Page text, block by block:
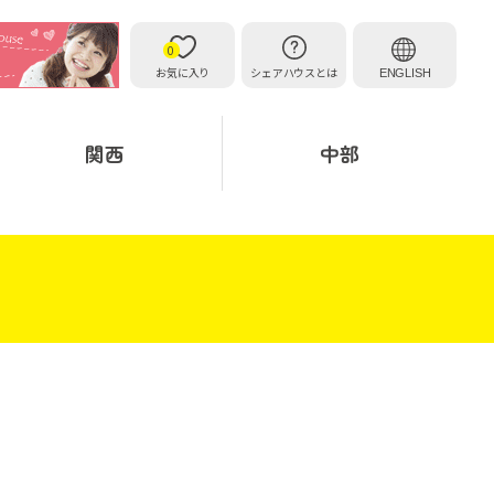
お気に入り
0
シェアハウスとは
ENGLISH
関西 中部